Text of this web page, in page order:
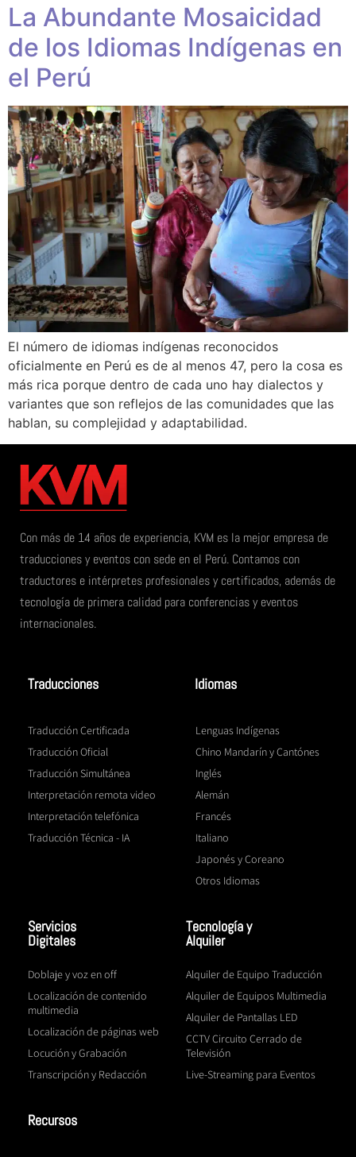
La Abundante Mosaicidad
de los Idiomas Indígenas en
el Perú
El número de idiomas indígenas reconocidos
oficialmente en Perú es de al menos 47, pero la cosa es
más rica porque dentro de cada uno hay dialectos y
variantes que son reflejos de las comunidades que las
hablan, su complejidad y adaptabilidad.
Con más de 14 años de experiencia, KVM es la mejor empresa de
traducciones y eventos con sede en el Perú. Contamos con
traductores e intérpretes profesionales y certificados, además de
tecnología de primera calidad para conferencias y eventos
internacionales.
Traducciones
Traducción Certificada
Traducción Oficial
Traducción Simultánea
Interpretación remota video
Interpretación telefónica
Traducción Técnica - IA
Idiomas
Lenguas Indígenas
Chino Mandarín y Cantónes
Inglés
Alemán
Francés
Italiano
Japonés y Coreano
Otros Idiomas
Servicios
Digitales
Doblaje y voz en off
Localización de contenido
multimedia
Localización de páginas web
Locución y Grabación
Transcripción y Redacción
Tecnología y
Alquiler
Alquiler de Equipo Traducción
Alquiler de Equipos Multimedia
Alquiler de Pantallas LED
CCTV Circuito Cerrado de
Televisión
Live-Streaming para Eventos
Recursos